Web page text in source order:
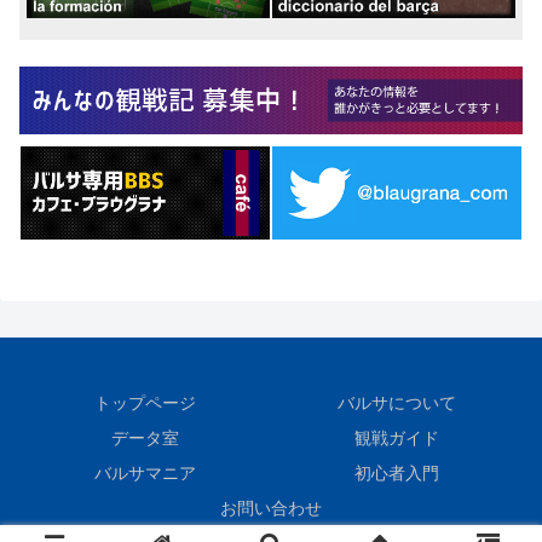
トップページ
バルサについて
データ室
観戦ガイド
バルサマニア
初心者入門
お問い合わせ